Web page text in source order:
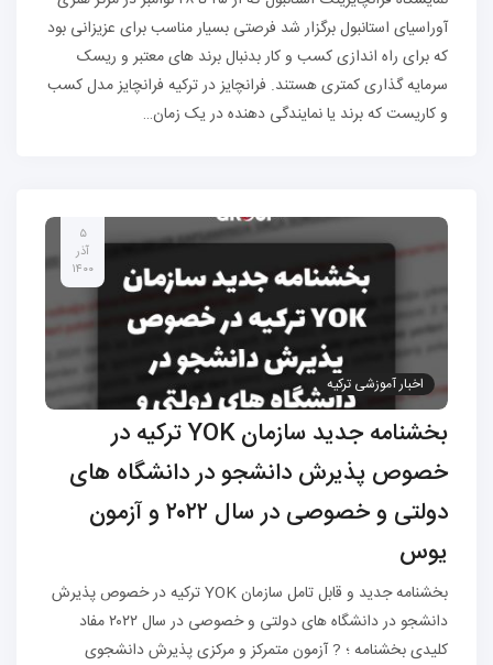
آوراسیای استانبول برگزار شد فرصتی بسیار مناسب برای عزیزانی بود
که برای راه اندازی کسب و کار بدنبال برند های معتبر و ریسک
سرمایه گذاری کمتری هستند. فرانچایز در ترکیه فرانچایز مدل کسب
و کاریست که برند یا نمایندگی دهنده در یک زمان…
۵
آذر
۱۴۰۰
اخبار آموزشی ترکیه
بخشنامه جدید سازمان YOK ترکیه در
خصوص پذیرش دانشجو در دانشگاه های
دولتی و خصوصی در سال ۲۰۲۲ و آزمون
یوس
بخشنامه جدید و قابل تامل سازمان YOK ترکیه در خصوص پذیرش
دانشجو در دانشگاه های دولتی و خصوصی در سال ۲۰۲۲ مفاد
کلیدی بخشنامه ؛ ? آزمون متمرکز و مرکزی پذیرش دانشجوی